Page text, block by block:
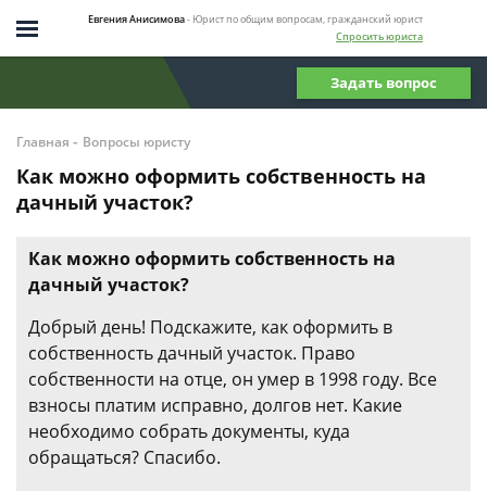
Евгения Анисимова- Юрист по общим вопросам, гражданский юрист
Спросить юриста
Задать вопрос
Главная - Вопросы юристу
Как можно оформить собственность на
дачный участок?
Как можно оформить собственность на
дачный участок?
Добрый день! Подскажите, как оформить в
собственность дачный участок. Право
собственности на отце, он умер в 1998 году. Все
взносы платим исправно, долгов нет. Какие
необходимо собрать документы, куда
обращаться? Спасибо.